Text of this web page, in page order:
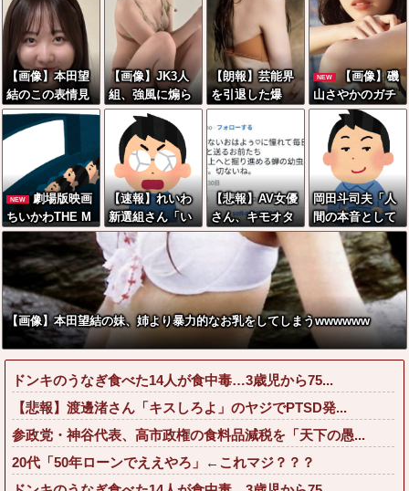
【画像】本田望
結のこの表情見
て勃起我慢でき
る奴、いるん？
【画像】JK3人
組、強風に煽ら
れ「生尻」が丸
出しに・・・
【朗報】芸能界
を引退した爆
乳、SNSで●●●●
画像を投稿www
www
NEW
【画像】磯
山さやかのガチ
で柔らかそうな
お乳wwwwwww
NEW
劇場版映画
ちいかわTHE M
OVIE、明日興行
収入1兆円突破が
確実にｗｗｗｗ
ｗｗｗｗｗｗｗ
ｗｗ
【速報】れいわ
新選組さん「い
のちの党」に改
名ｗｗｗｗｗｗ
ｗｗ
【悲報】AV女優
さん、キモオタ
チー牛弱男ども
の「おはよう」
にブチギレｗｗ
ｗ
岡田斗司夫「人
間の本音として
ブサイクを見た
ら不愉快にな
る。この責任を
どうとるんだ」
【画像】本田望結の妹、姉より暴力的なお乳をしてしまうwwwwww
ドンキのうなぎ食べた14人が食中毒…3歳児から75...
【悲報】渡邊渚さん「キスしろよ」のヤジでPTSD発...
参政党・神谷代表、高市政権の食料品減税を「天下の愚...
20代「50年ローンでええやろ」←これマジ？？？